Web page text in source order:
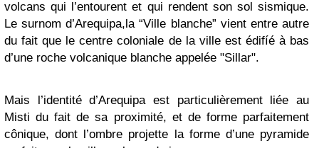
volcans qui l’entourent et qui rendent son sol sismique.
Le surnom d’Arequipa,la “Ville blanche” vient entre autre
du fait que le centre coloniale de la ville est édifíé à bas
d’une roche volcanique blanche appelée "Sillar".
Mais l’identité d’Arequipa est particulièrement liée au
Misti du fait de sa proximité, et de forme parfaitement
cônique, dont l’ombre projette la forme d’une pyramide